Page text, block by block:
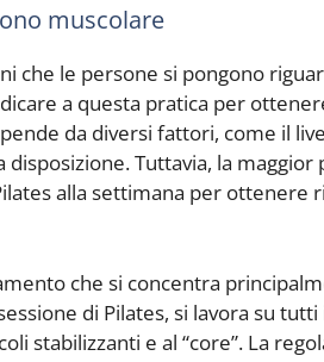
muscolare
che le persone si pongono
a questa pratica per
da diversi fattori, come il
Tuttavia, la
alla settimana per ottenere
che si concentra
di Pilates, si lavora su
stabilizzanti e al “core”. La